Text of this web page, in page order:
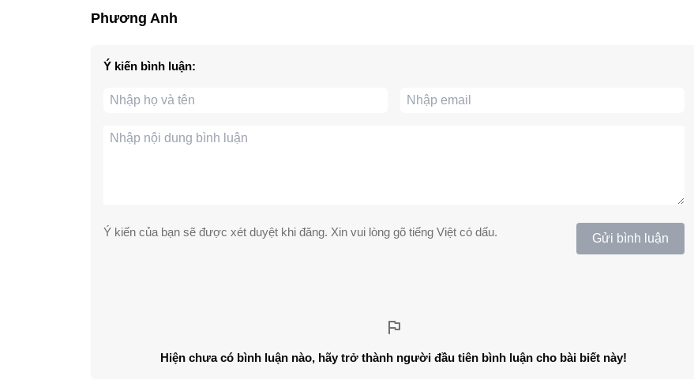
Phương Anh
Ý kiến bình luận:
Ý kiến của bạn sẽ được xét duyệt khi đăng. Xin vui lòng gõ tiếng Việt có dấu. Gửi bình luận
Hiện chưa có bình luận nào, hãy trở thành người đầu tiên bình luận cho bài biết này!